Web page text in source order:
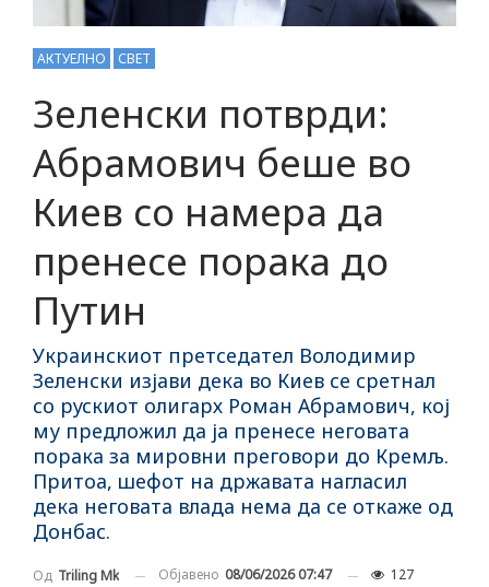
АКТУЕЛНО СВЕТ
Зеленски потврди:
Абрамович беше во
Киев со намера да
пренесе порака до
Путин
Украинскиот претседател Володимир
Зеленски изјави дека во Киев се сретнал
со рускиот олигарх Роман Абрамович, кој
му предложил да ја пренесе неговата
порака за мировни преговори до Кремљ.
Притоа, шефот на државата нагласил
дека неговата влада нема да се откаже од
Донбас.
Од Triling Mk Објавено 08/06/2026 07:47 127